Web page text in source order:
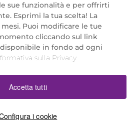
Italia S.r.l.
20017 Rho (MI)
P.IVA 13425220152.
APP
sue funzionalità e per offrirti
Esprimi la tua scelta! La
Puoi modificare le tue
cliccando sul link
in fondo ad ogni
sulla Privacy
i cookie
Accetta tutti